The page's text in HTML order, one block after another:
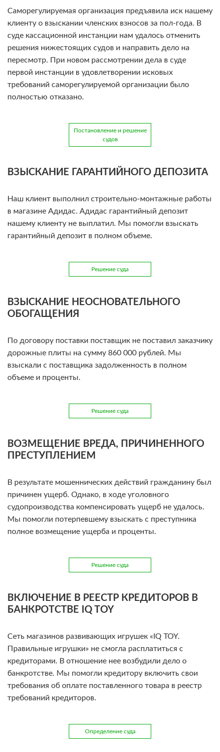
Саморегулируемая организация предъявила иск нашему
клиенту о взыскании членских взносов за пол-года. В
суде кассационной инстанции нам удалось отменить
решения нижестоящих судов и направить дело на
пересмотр. При новом рассмотрении дела в суде
первой инстанции в удовлетворении исковых
требований саморегулируемой организации было
полностью отказано.
Постановление и решение
судов
ВЗЫСКАНИЕ ГАРАНТИЙНОГО ДЕПОЗИТА
Наш клиент выполнил строительно-монтажные работы
в магазине Адидас. Адидас гарантийный депозит
нашему клиенту не выплатил. Мы помогли взыскать
гарантийный депозит в полном объеме.
Решение суда
ВЗЫСКАНИЕ НЕОСНОВАТЕЛЬНОГО
ОБОГАЩЕНИЯ
По договору поставки поставщик не поставил заказчику
дорожные плиты на сумму 860 000 рублей. Мы
взыскали с поставщика задолженность в полном
объеме и проценты.
Решение суда
ВОЗМЕЩЕНИЕ ВРЕДА, ПРИЧИНЕННОГО
ПРЕСТУПЛЕНИЕМ
В результате мошеннических действий гражданину был
причинен ущерб. Однако, в ходе уголовного
судопроизводства компенсировать ущерб не удалось.
Мы помогли потерпевшему взыскать с преступника
полное возмещение ущерба и проценты.
Решение суда
ВКЛЮЧЕНИЕ В РЕЕСТР КРЕДИТОРОВ В
БАНКРОТСТВЕ IQ TOY
Сеть магазинов развивающих игрушек «IQ TOY.
Правильные игрушки» не смогла расплатиться с
кредиторами. В отношение нее возбудили дело о
банкротстве. Мы помогли кредитору включить свои
требования об оплате поставленного товара в реестр
требований кредиторов.
Определение суда